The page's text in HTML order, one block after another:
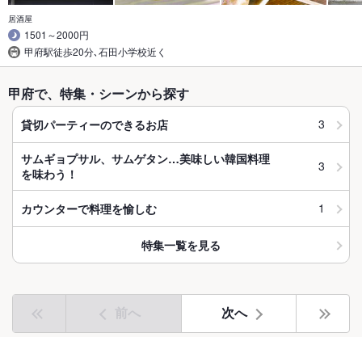
居酒屋
1501～2000円
甲府駅徒歩20分､石田小学校近く
甲府で、特集・シーンから探す
貸切パーティーのできるお店 3
サムギョプサル、サムゲタン…美味しい韓国料理
を味わう！
3
カウンターで料理を愉しむ 1
特集一覧を見る
前へ 次へ